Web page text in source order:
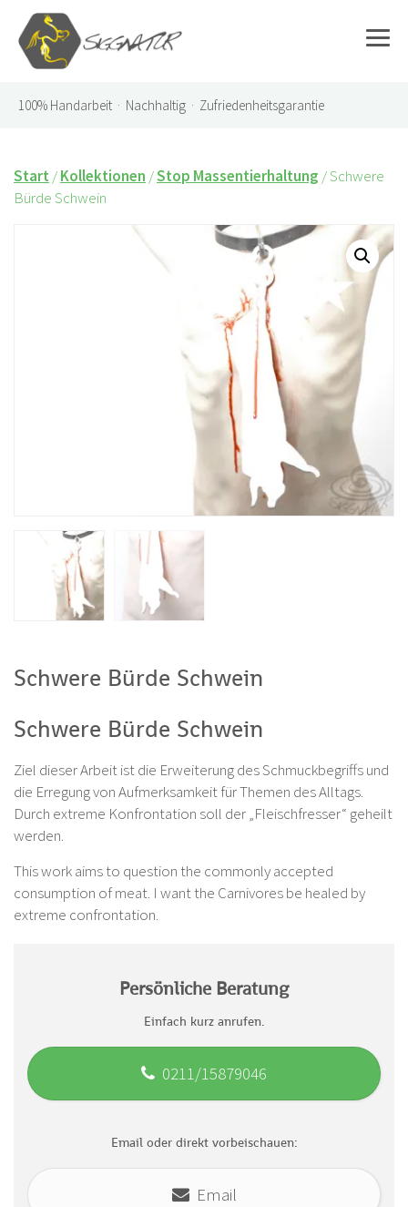
100% Handarbeit · Nachhaltig · Zufriedenheitsgarantie
Start /Kollektionen /Stop Massentierhaltung / Schwere
Bürde Schwein
Schwere Bürde Schwein
Schwere Bürde Schwein
Ziel dieser Arbeit ist die Erweiterung des Schmuckbegriffs und
die Erregung von Aufmerksamkeit für Themen des Alltags.
Durch extreme Konfrontation soll der „Fleischfresser“ geheilt
werden.
This work aims to question the commonly accepted
consumption of meat. I want the Carnivores be healed by
extreme confrontation.
Persönliche Beratung
Einfach kurz anrufen.
0211/15879046
Email oder direkt vorbeischauen:
Email